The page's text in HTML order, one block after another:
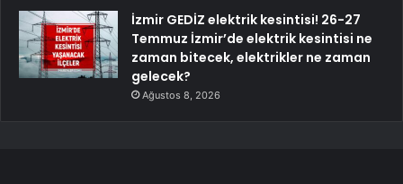
İzmir GEDİZ elektrik kesintisi! 26-27
Temmuz İzmir’de elektrik kesintisi ne
zaman bitecek, elektrikler ne zaman
gelecek?
Ağustos 8, 2026